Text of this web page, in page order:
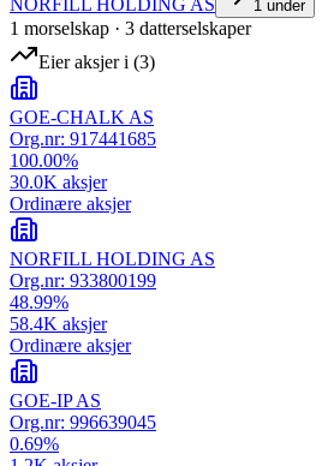
NORFILL HOLDING AS
1 under
1 morselskap · 3 datterselskaper
Eier aksjer i (3)
GOE-CHALK AS
Org.nr: 917441685
100.00%
30.0K aksjer
Ordinære aksjer
NORFILL HOLDING AS
Org.nr: 933800199
48.99%
58.4K aksjer
Ordinære aksjer
GOE-IP AS
Org.nr: 996639045
0.69%